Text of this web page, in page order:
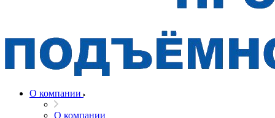
О компании
О компании